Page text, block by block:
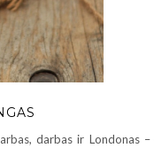
darbas ir Londonas –